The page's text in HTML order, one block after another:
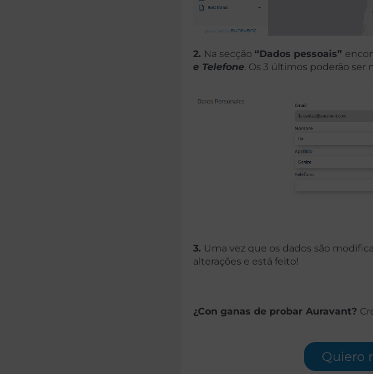
2. Na secção “Dados pessoais”
e Telefone. Os 3 últimos poderão ser
3. Uma vez que os dados são
alterações e está feito!
¿Con ganas de probar Auravant?
Quiero